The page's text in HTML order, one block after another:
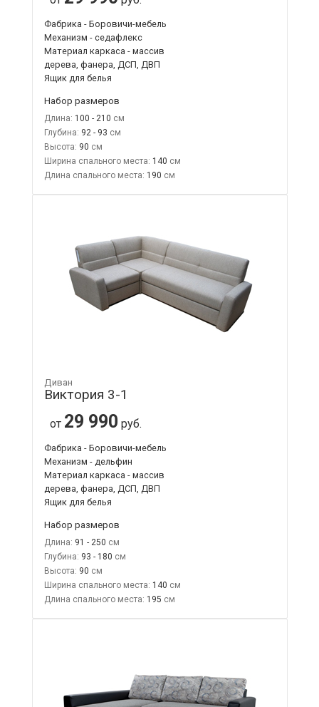
Фабрика - Боровичи-мебель
Механизм - седафлекс
Материал каркаса - массив
дерева, фанера, ДСП, ДВП
Ящик для белья
Набор размеров
Длина: 100 - 210
Глубина: 92 - 93
Высота: 90
Ширина спального места: 140
Длина спального места: 190
Диван
Виктория 3-1
от 29 990 руб.
Фабрика - Боровичи-мебель
Механизм - дельфин
Материал каркаса - массив
дерева, фанера, ДСП, ДВП
Ящик для белья
Набор размеров
Длина: 91 - 250
Глубина: 93 - 180
Высота: 90
Ширина спального места: 140
Длина спального места: 195